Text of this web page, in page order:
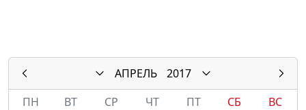
АПРЕЛЬ
2017
ПН
ВТ СР ЧТ ПТ СБ
ВС